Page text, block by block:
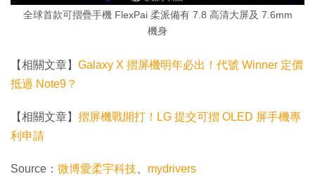
全球首款可摺疊手機 FlexPai 柔派備有 7.8 高清大屏及 7.6mm
機身
【相關文章】 Galaxy X 摺屏機明年必出！代號 Winner 定價
抵過 Note9？
【相關文章】 摺屏機戰開打！LG 提交可摺 OLED 屏手機專
利申請
Source： 微博愛柔宇科技 mydrivers